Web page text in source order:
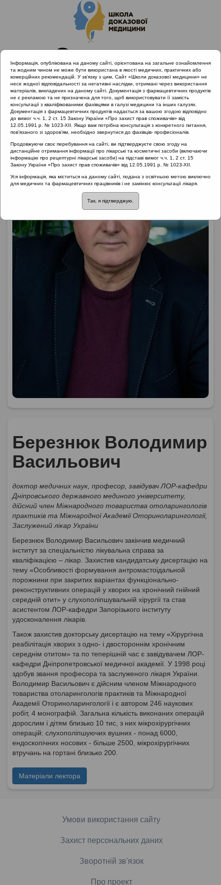
Головна Лектори Березнюк Володимир Васильович
Березнюк Володимир
Васильович
доктор медичних наук, професор, завідувач ЛОР-кафедри
Дніпровського державного мединого університету,
дійсний член Міжнародного товариства отоларингологів
практиків та Міжнародної Академії Оториноларингології,
Заслужений лікар України
Березнюк Володимир Васильович закінчив медичний
інститут за спеціальністю лікувальна справа за
кваліфікацією – лікар. Захистив кандидатську дисертацію на
тему «Особливості формування антромастоідальной
порожнини при закритих варіантах функціонально-
реконструктивних операцій у хворих на хронічний гнійний
середній отит» у слухополіпшувальній хірургії та став
асистентом ЛОР-кафедри Запорізького інституту
удосконалення лікарів.
Також захистив докторську дисертацію на тему «Хірургічна
реабілітація хворих з одно- і двостороннім хронічним
середнім отитом» та по теперішній час є завідувачем ЛОР-
кафедри Дніпропетровської медичної академії. У 1998 році
здобув звання професора та заслуженого лікаря України.
Володимир Васильович є дійсним членом Міжнародного
товариства отоларингологів практиків та Міжнародної
Академії Оториноларингології і є автором 246 наукових
робіт, 4 монографій. Загальна кількість виконаних операцій
дорослим і дітям близько 10 тис, з них мікрохірургічних
операцій: слухополіпшуючих вушних - понад 6000,
ендоскопічних носових - більше 2500, мікрохірургічних
втручань на гортані близько 200.
Матеріали лектора
Умови використання сайту
Захист персональних даних
Зворотній зв'язок
Про проект
Інформація, опублікована на даному сайті, орієнтована на загальне ознайомлення
та жодним чином не може бути використана в якості медичних, практичних або
комерційних рекомендацій. У зв’язку з цим, Сайт «Школи доказової медицини» не
несе жодної відповідальності за негативні наслідки, отримані через використання
матеріалів, викладених на даному сайті. Документація з фармацевтичних продуктів
не є рекламою та не призначена для того, щоб використовувати її замість
консультації з кваліфікованими фахівцями в галузі медицини та інших галузях.
Документація з фармацевтичних продуктів надається за вашою згодою відповідно
до вимог ч.ч. 1, 2 ст. 15 Закону України «Про захист прав споживачів» від
12.05.1991 р. № 1023-XII. Якщо вам потрібна консультація з конкретного питання,
пов’язаного зі здоров’ям, необхідно звернутися до фахівців- професіоналів.
Продовжуючи своє перебування на сайті, ви підтверджуєте свою згоду на
дистанційне отримання інформації про лікарські та косметичні засоби (включаючи
інформацію про рецептурні лікарські засоби) на підставі вимог ч.ч. 1, 2 ст. 15
Закону України «Про захист прав споживачів» від 12.05.1991 р. № 1023-XII.
Уся інформація, яка міститься на даному сайті, подана з освітньою метою виключно
для медичних та фармацевтичних працівників і не замінює консультації лікаря.
Так, я підтверджую.